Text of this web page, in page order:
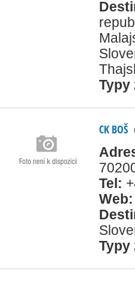
Typy
CK BOŠ
Tel:
Web:
Typy